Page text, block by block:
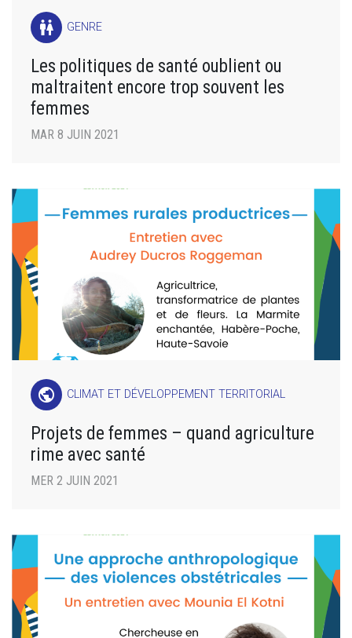
wc GENRE
Les politiques de santé oublient ou
maltraitent encore trop souvent les
femmes
MAR 8 JUIN 2021
public CLIMAT ET DÉVELOPPEMENT TERRITORIAL
Projets de femmes – quand agriculture
rime avec santé
MER 2 JUIN 2021